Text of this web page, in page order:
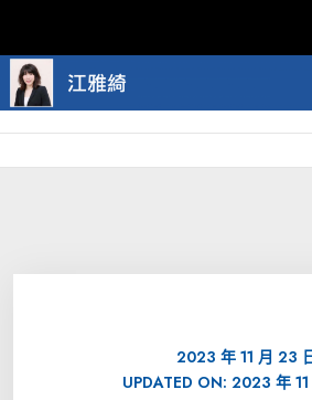
Skip
to
content
2023 年 11 月 23
UPDATED ON: 2023 年